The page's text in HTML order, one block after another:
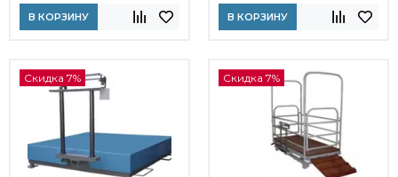
В КОРЗИНУ В КОРЗИНУ
Скидка 7% Скидка 7%